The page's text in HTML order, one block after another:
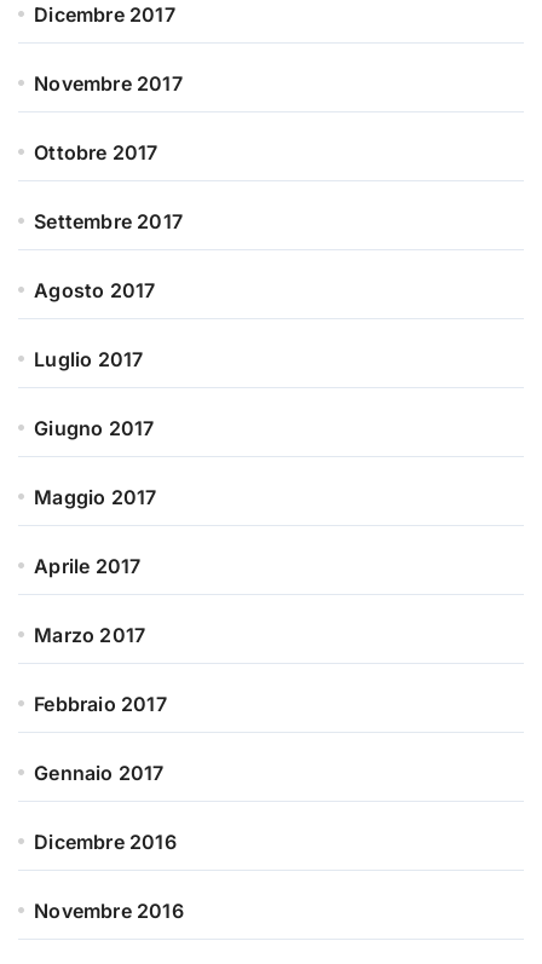
Dicembre 2017
Novembre 2017
Ottobre 2017
Settembre 2017
Agosto 2017
Luglio 2017
Giugno 2017
Maggio 2017
Aprile 2017
Marzo 2017
Febbraio 2017
Gennaio 2017
Dicembre 2016
Novembre 2016